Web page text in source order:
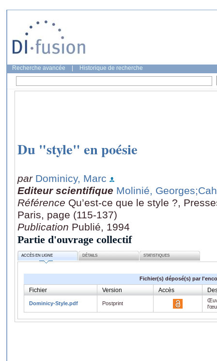
Recherche avancée Historique de recherche
Du "style" en poésie
par Dominicy, Marc
Editeur scientifique Molinié, Georges
Référence Qu’est-ce que le style ?,
Paris, page (115-137)
Publication Publié, 1994
Partie d'ouvrage collectif
ACCÈS EN LIGNE DÉTAILS STATISTIQUES
Fichier(s) déposé(s) par
Fichier Version Accès
Dominicy-Style.pdf Postprint